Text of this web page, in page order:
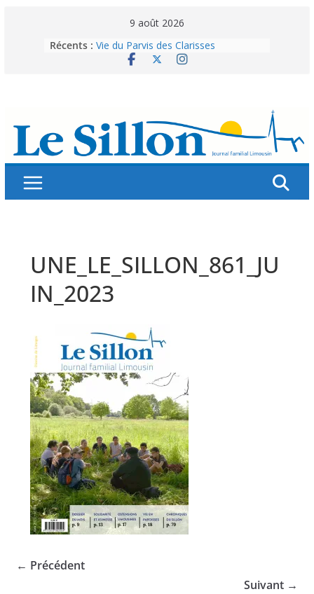
9 août 2026
Récents : Vie du Parvis des Clarisses
La brochure « Des vacances
Splendeurs murales de nos églises
Abonnez-vous ! Réabonnez-vous !
UNE_LE_SILLON_861_JU
IN_2023
← Précédent
Suivant →